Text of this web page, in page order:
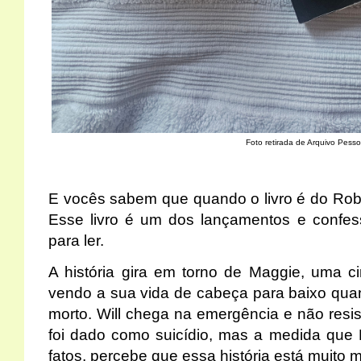
Foto retirada de Arquivo
E vocês sabem que quando o livro é do
Esse livro é um dos lançamentos e
para ler.
A história gira em torno de Maggie, uma
vendo a sua vida de cabeça para baixo
morto. Will chega na emergência e não
foi dado como suicídio, mas a medida que
fatos, percebe que essa história está muito